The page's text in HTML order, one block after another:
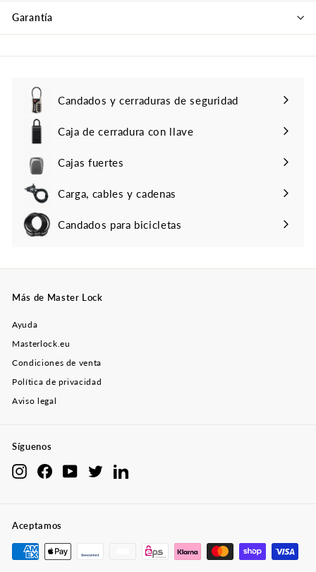
Garantía
Candados y cerraduras de seguridad
Caja de cerradura con llave
Cajas fuertes
Carga, cables y cadenas
Candados para bicicletas
Más de Master Lock
Ayuda
Masterlock.eu
Condiciones de venta
Política de privacidad
Aviso legal
Síguenos
InstagramFacebookYouTubeTwitter
Aceptamos
Asegúrate tu descuento
Introduce
tu